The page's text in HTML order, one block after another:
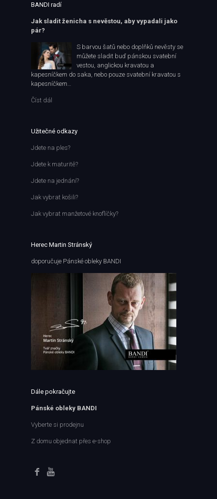
BANDI radí
Jak sladit ženicha s nevěstou, aby vypadali jako
pár?
S barvou šatů nebo doplňků nevěsty se
můžete sladit buď pánskou svatební
vestou, anglickou kravatou a
kapesníčkem do saka, nebo pouze svatební kravatou s
kapesníčkem…
Číst dál
Užitečné odkazy
Jdete na ples?
Jdete k maturitě?
Jdete na jednání?
Jak vybrat košili?
Jak vybrat manžetové knoflíčky?
Herec Martin Stránský
doporučuje Pánské obleky BANDI
Dále pokračujte
Pánské obleky BANDI
Vyberte si prodejnu
Z domu objednat přes e-shop